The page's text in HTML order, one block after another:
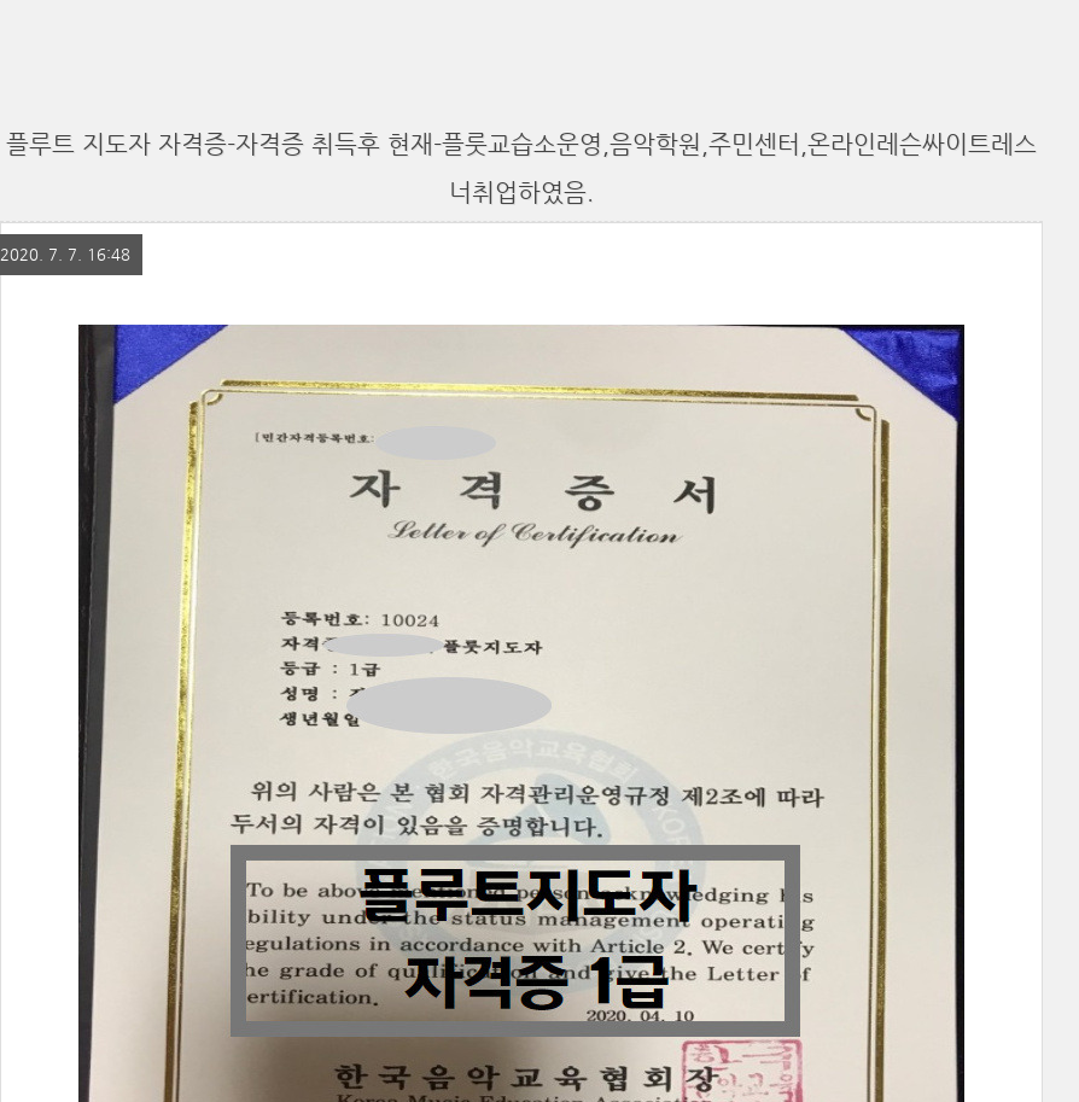
플루트 지도자 자격증-자격증 취득후 현재-플룻교습소운영,음악학원,주민센터,온라인레슨싸이트레스
너취업하였음.
2020. 7. 7. 16:48